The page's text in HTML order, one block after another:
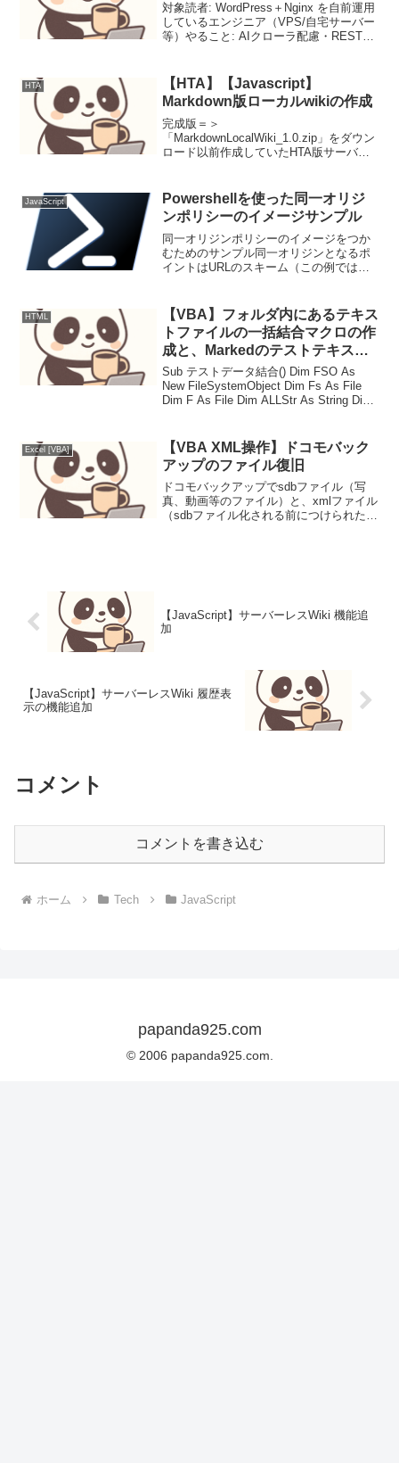
対象読者: WordPress＋Nginx を自前運用
しているエンジニア（VPS/自宅サーバー
等）やること: AIクローラ配慮・REST安
けでなく LLM/AI ...
HTA
【HTA】【Javascript】
Markdown版ローカルwikiの作成
完成版＝＞
「MarkdownLocalWiki_1.0.zip」をダウン
ロード以前作成していたHTA版サーバレ
スwikiの良さをつめこんでいる。久々の開
発で形に...
JavaScript
Powershellを使った同一オリジ
ンポリシーのイメージサンプル
同一オリジンポリシーのイメージをつか
むためのサンプル同一オリジンとなるポ
イントはURLのスキーム（この例では
が一致していること。# 比較対象となる
URI$ur...
HTML
【VBA】フォルダ内にあるテキス
トファイルの一括結合マクロの作
成と、Markedのテストテキスト
データの結合
Sub テストデータ結合() Dim FSO As
New FileSystemObject Dim Fs As File
Dim F As File Dim ALLStr As String Dim
Excel [VBA]
【VBA XML操作】ドコモバック
アップのファイル復旧
ドコモバックアップでsdbファイル（写
真、動画等のファイル）と、xmlファイル
（sdbファイル化される前につけられた本
【JavaScript】サーバーレスWiki 機能追
加
【JavaScript】サーバーレスWiki 履歴表
示の機能追加
コメント
コメントを書き込む
ホーム Tech JavaScript
papanda925.com
© 2006 papanda925.com.